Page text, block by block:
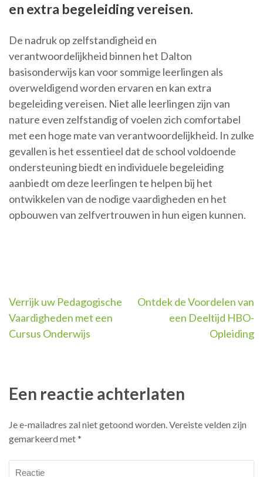
en extra begeleiding vereisen.
De nadruk op zelfstandigheid en
verantwoordelijkheid binnen het Dalton
basisonderwijs kan voor sommige leerlingen als
overweldigend worden ervaren en kan extra
begeleiding vereisen. Niet alle leerlingen zijn van
nature even zelfstandig of voelen zich comfortabel
met een hoge mate van verantwoordelijkheid. In zulke
gevallen is het essentieel dat de school voldoende
ondersteuning biedt en individuele begeleiding
aanbiedt om deze leerlingen te helpen bij het
ontwikkelen van de nodige vaardigheden en het
opbouwen van zelfvertrouwen in hun eigen kunnen.
Berichtnavigatie
Verrijk uw Pedagogische
Vaardigheden met een
Cursus Onderwijs
Ontdek de Voordelen van
een Deeltijd HBO-
Opleiding
Een reactie achterlaten
Je e-mailadres zal niet getoond worden.Vereiste velden zijn
gemarkeerd met*